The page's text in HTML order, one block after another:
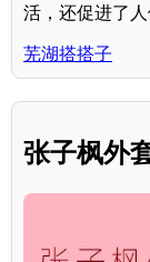
活，还促进了人
芜湖搭搭子
张子枫外